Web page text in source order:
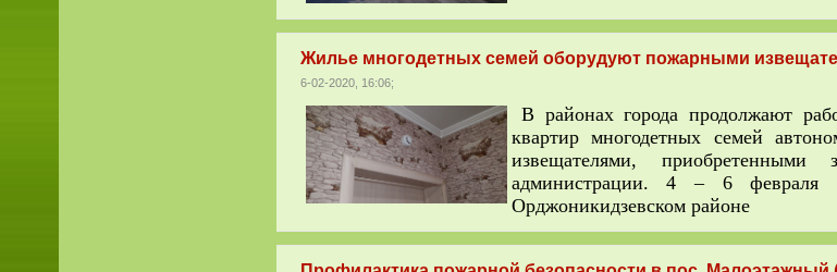
Жилье многодетных семей оборудуют пожарными
6-02-2020, 16:06;
В районах города продолжают
квартир многодетных семей
извещателями, приобретенными
администрации.4 – 6 февраля
Орджоникидзевском районе